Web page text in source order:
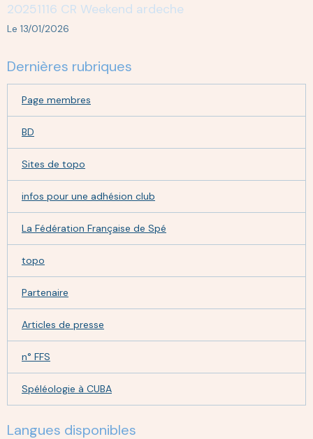
20251116 CR Weekend ardeche
Le 13/01/2026
Dernières rubriques
Page membres
BD
Sites de topo
infos pour une adhésion club
La Fédération Française de Spé
topo
Partenaire
Articles de presse
n° FFS
Spéléologie à CUBA
Langues disponibles